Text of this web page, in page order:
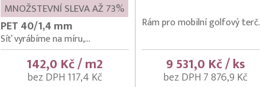
MNOŽSTEVNÍ SLEVA AŽ 73%
PET 40/1,4 mm
Síť vyrábíme na míru,...
142,0 Kč / m2
bez DPH 117,4 Kč
Rám pro mobilní golfový terč.
9 531,0 Kč / ks
bez DPH 7 876,9 Kč